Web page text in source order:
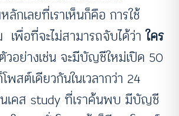
ลักเลยที่เราเห็นก็คือ การใช้
พื่อที่จะไม่สามารถจับได้ว่าใคร
ตัวอย่างเช่น จะมีบัญชีใหม่เปิด 50
สต์เดียวกันในเวลากว่า 24
นเคส study ที่เราค้นพบ มีบัญชี